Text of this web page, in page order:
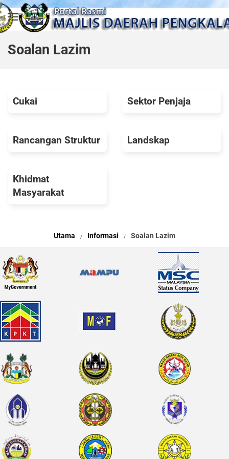
Skip to main content
Soalan Lazim
Cukai Sektor Penjaja
Rancangan Struktur Landskap
Khidmat
Masyarakat
Utama Informasi Soalan Lazim